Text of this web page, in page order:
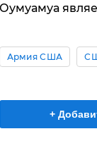
Оумуамуа
Армия США
+